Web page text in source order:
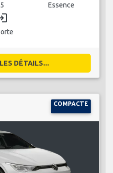
5 Essence
DÉTAILS...
COMPACTE